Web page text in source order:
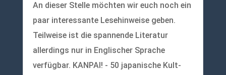
An dieser Stelle möchten wir euch noch ein
paar interessante Lesehinweise geben.
Teilweise ist die spannende Literatur
allerdings nur in Englischer Sprache
verfügbar. KANPAI! - 50 japanische Kult-